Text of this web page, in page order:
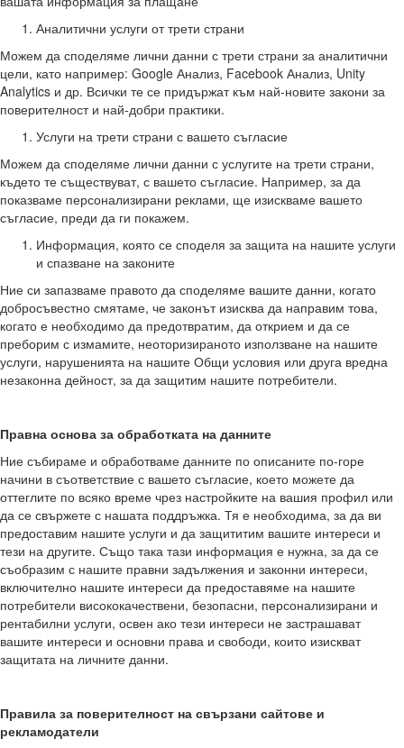
Аналитични услуги от трети страни
Можем да споделяме лични данни с трети страни за аналитични
цели, като например: Google Анализ, Facebook Анализ, Unity
Analytics и др. Всички те се придържат към най-новите закони за
поверителност и най-добри практики.
Услуги на трети страни с вашето съгласие
Можем да споделяме лични данни с услугите на трети страни,
където те съществуват, с вашето съгласие. Например, за да
показваме персонализирани реклами, ще изискваме вашето
съгласие, преди да ги покажем.
Информация, която се споделя за защита на нашите услуги
и спазване на законите
Ние си запазваме правото да споделяме вашите данни, когато
добросъвестно смятаме, че законът изисква да направим това,
когато е необходимо да предотвратим, да открием и да се
преборим с измамите, неоторизираното използване на нашите
услуги, нарушенията на нашите Общи условия или друга вредна
незаконна дейност, за да защитим нашите потребители.
Правна основа за обработката на данните
Ние събираме и обработваме данните по описаните по-горе
начини в съответствие с вашето съгласие, което можете да
оттеглите по всяко време чрез настройките на вашия профил или
да се свържете с нашата поддръжка. Тя е необходима, за да ви
предоставим нашите услуги и да защититим вашите интереси и
тези на другите. Също така тази информация е нужна, за да се
съобразим с нашите правни задължения и законни интереси,
включително нашите интереси да предоставяме на нашите
потребители висококачествени, безопасни, персонализирани и
рентабилни услуги, освен ако тези интереси не застрашават
вашите интереси и основни права и свободи, които изискват
защитата на личните данни.
Правила за поверителност на свързани сайтове и
рекламодатели